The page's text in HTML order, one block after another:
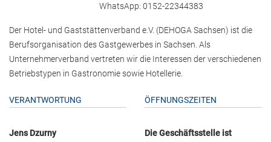
WhatsApp: 0152-22344383
Der Hotel- und Gaststättenverband e.V. (DEHOGA Sachsen) ist die
Berufsorganisation des Gastgewerbes in Sachsen. Als
Unternehmerverband vertreten wir die Interessen der verschiedenen
Betriebstypen in Gastronomie sowie Hotellerie.
VERANTWORTUNG
Jens Dzurny
ÖFFNUNGSZEITEN
Die Geschäftsstelle ist